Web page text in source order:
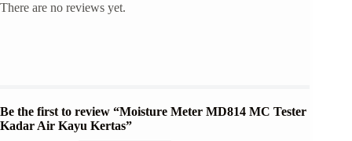
There are no reviews yet.
Be the first to review “Moisture Meter MD814 MC Tester
Kadar Air Kayu Kertas”